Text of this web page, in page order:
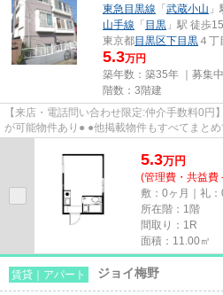
東急目黒線 「 武蔵小山
山手線 「 目黒 」駅 徒歩
東京都目黒区下目黒 ４丁
5.3万円
築年数：築35年 ｜募集中
階数：3階建
【来店・電話問い合わせ限定:仲介手数料0
が可能物件あり● ●他掲載物件もすべてまと
5.3万円
(管理費・共益費
敷：0ヶ月｜礼：
所在階：1階
間取り：1R
面積：11.00㎡
賃貸｜アパート ジョイ梅野